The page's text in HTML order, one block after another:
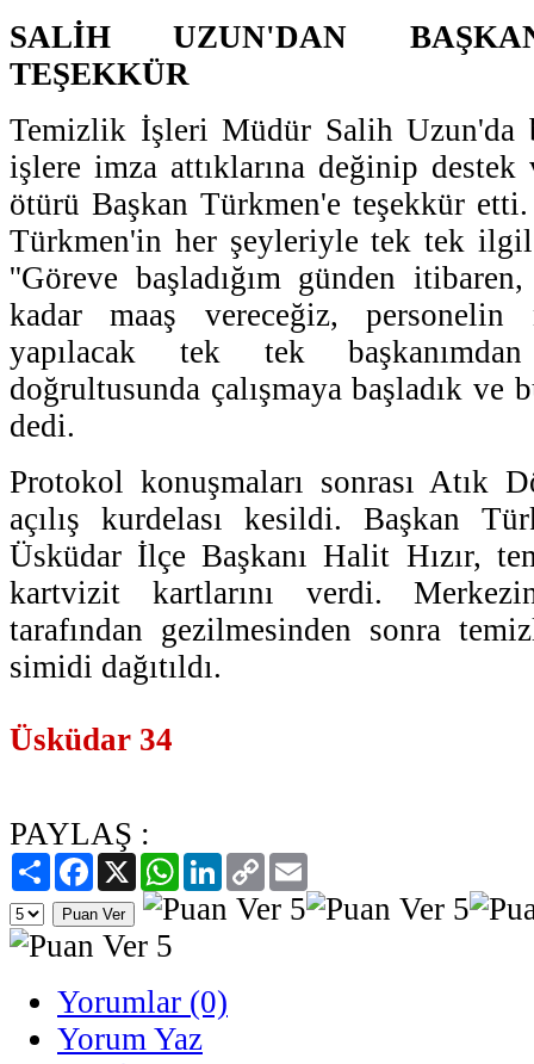
SALİH UZUN'DAN
TEŞEKKÜR
Temizlik İşleri Müdür Salih Uzun'da
işlere imza attıklarına değinip destek
ötürü Başkan Türkmen'e teşekkür
Türkmen'in her şeyleriyle tek tek
''Göreve başladığım günden
kadar maaş vereceğiz,
yapılacak tek tek
doğrultusunda çalışmaya başladık ve
dedi.
Protokol konuşmaları sonrası Atık
açılış kurdelası kesildi. Başkan
Üsküdar İlçe Başkanı Halit Hızır,
kartvizit kartlarını verdi.
tarafından gezilmesinden sonra
simidi dağıtıldı.
Üsküdar 34
PAYLAŞ :
PaylaşFacebook
X WhatsAppLinkedIn
Copy
Link
Yorumlar (0)
Yorum Yaz